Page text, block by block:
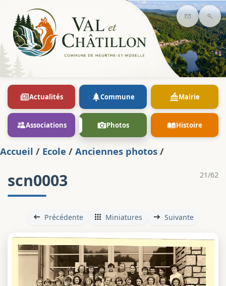
Contact
Actualités Commune Mairie
Associations Photos Histoire
Accueil / Ecole / Anciennes photos /
21/62
scn0003
Précédente Miniatures Suivante